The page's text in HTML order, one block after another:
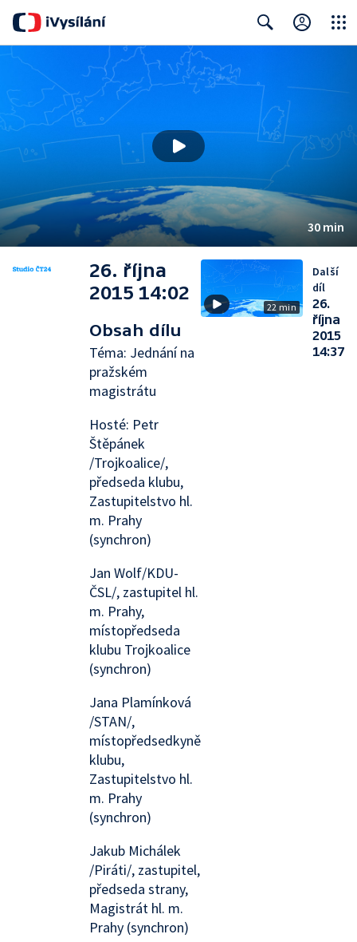
30 min
26. října
2015 14:02
Obsah dílu
Téma: Jednání na
pražském
magistrátu
Hosté: Petr
Štěpánek
/Trojkoalice/,
předseda klubu,
Zastupitelstvo hl.
m. Prahy
(synchron)
Jan Wolf/KDU-
ČSL/, zastupitel hl.
m. Prahy,
místopředseda
klubu Trojkoalice
(synchron)
Jana Plamínková
/STAN/,
místopředsedkyně
klubu,
Zastupitelstvo hl.
m. Prahy
(synchron)
Jakub Michálek
/Piráti/, zastupitel,
předseda strany,
Magistrát hl. m.
Prahy (synchron)
22 min
Další
díl
26.
října
2015
14:37